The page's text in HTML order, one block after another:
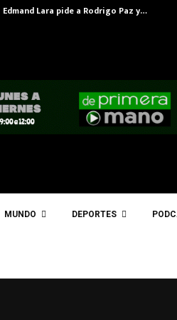
Edmand Lara pide a Rodrigo Paz y…
MUNDO DEPORTES